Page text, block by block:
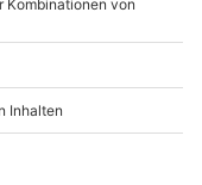
DEAL
Show Ergolding